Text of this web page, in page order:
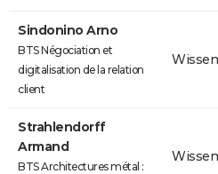
Sindonino Arno
BTS Négociation et
digitalisation de la relation
client
Strahlendorff
Armand
BTS Architectures métal :